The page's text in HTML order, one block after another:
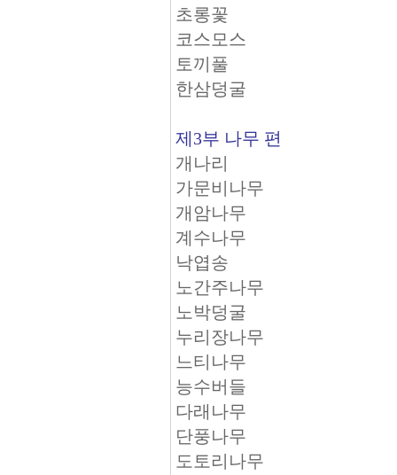
초롱꽃
코스모스
토끼풀
한삼덩굴
제3부 나무 편
개나리
가문비나무
개암나무
계수나무
낙엽송
노간주나무
노박덩굴
누리장나무
느티나무
능수버들
다래나무
단풍나무
도토리나무